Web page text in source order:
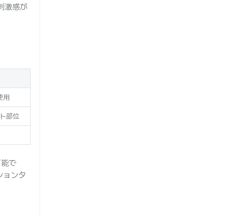
激感が
用
部位
で
ョンタ